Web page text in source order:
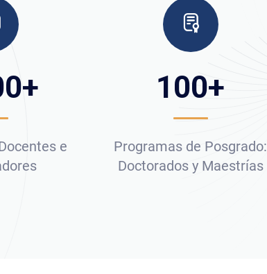
+
e
100+
Programas de Posgrado:
Doctorados y Maestrías